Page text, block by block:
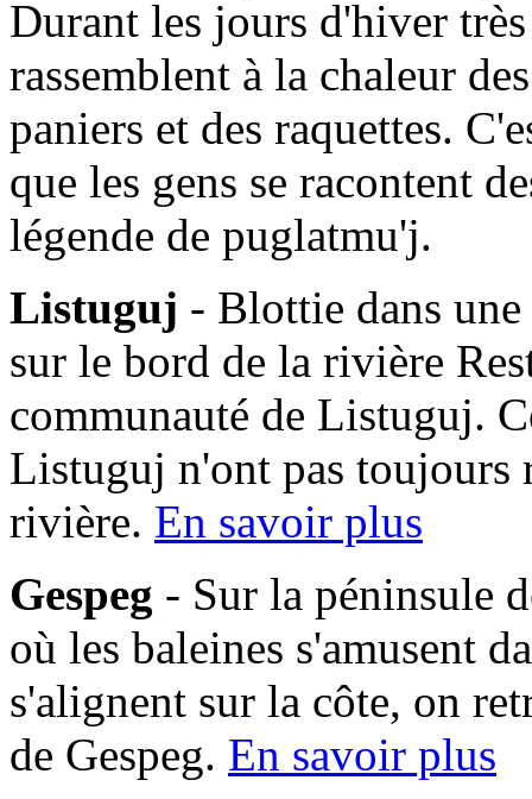
Durant les jours d'hiver
rassemblent à la chaleur
paniers et des raquettes.
que les gens se racontent
légende de puglatmu'j.
Listuguj - Blottie dans une
sur le bord de la rivière
communauté de Listuguj.
Listuguj n'ont pas toujours
rivière. En savoir plus
Gespeg - Sur la péninsule
où les baleines s'amusent
s'alignent sur la côte, on
de Gespeg. En savoir plus